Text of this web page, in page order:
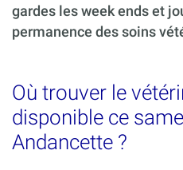
gardes les week ends et
permanence des soins
Où trouver le
disponible ce
Andancette ?